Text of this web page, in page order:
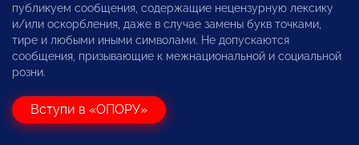
публикуем сообщения, содержащие нецензурную лексику
и/или оскорбления, даже в случае замены букв точками,
тире и любыми иными символами. Не допускаются
сообщения, призывающие к межнациональной и социальной
розни.
Вступи в «ОПОРУ»